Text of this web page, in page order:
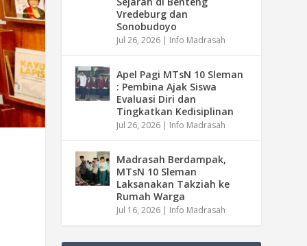
Vredeburg dan
Sonobudoyo
Jul 26, 2026 | Info Madrasah
Apel Pagi MTsN 10 Sleman
: Pembina Ajak Siswa
Evaluasi Diri dan
Tingkatkan Kedisiplinan
Jul 26, 2026 | Info Madrasah
Madrasah Berdampak,
MTsN 10 Sleman
Laksanakan Takziah ke
Rumah Warga
Jul 16, 2026 | Info Madrasah